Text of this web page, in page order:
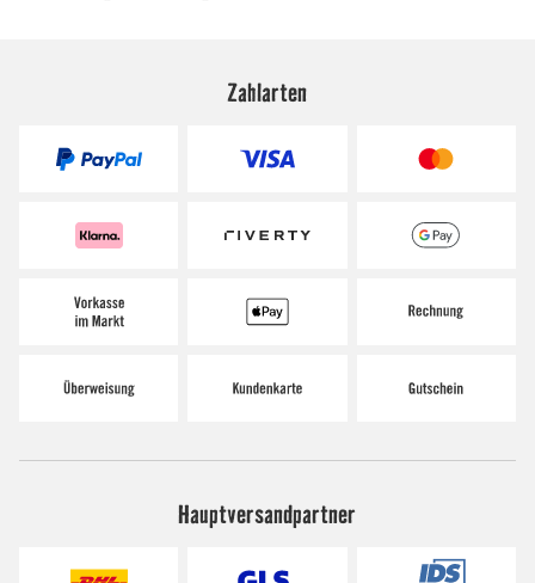
Zahlarten
Hauptversandpartner